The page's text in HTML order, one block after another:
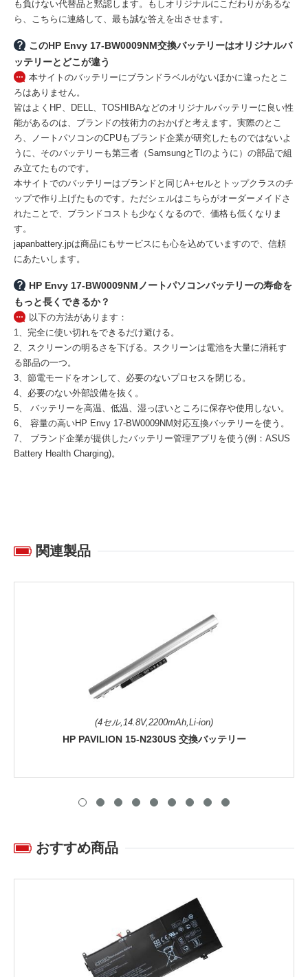
も負けない代替品と黙認します。もしオリジナルにこだわりがあるな
ら、こちらに連絡して、最も誠な答えを出させます。
このHP Envy 17-BW0009NM交換バッテリーはオリジナルバ
ッテリーとどこが違う
本サイトのバッテリーにブランドラベルがないほかに違ったとこ
ろはありません。
皆はよくHP、DELL、TOSHIBAなどのオリジナルバッテリーに良い性
能があるのは、ブランドの技術力のおかげと考えます。実際のとこ
ろ、ノートパソコンのCPUもブランド企業が研究したものではないよ
うに、そのバッテリーも第三者（SamsungとTIのように）の部品で組
み立てたものです。
本サイトでのバッテリーはブランドと同じA+セルとトップクラスのチ
ップで作り上げたものです。ただシェルはこちらがオーダーメイドさ
れたことで、ブランドコストも少なくなるので、価格も低くなりま
す。
japanbattery.jpは商品にもサービスにも心を込めていますので、信頼
にあたいします。
HP Envy 17-BW0009NMノートパソコンバッテリーの寿命を
もっと長くできるか？
以下の方法があります：
1、完全に使い切れをできるだけ避ける。
2、スクリーンの明るさを下げる。スクリーンは電池を大量に消耗す
る部品の一つ。
3、節電モードをオンして、必要のないプロセスを閉じる。
4、必要のない外部設備を抜く。
5、 バッテリーを高温、低温、湿っぽいところに保存や使用しない。
6、 容量の高いHP Envy 17-BW0009NM対応互換バッテリーを使う。
7、 ブランド企業が提供したバッテリー管理アプリを使う(例：ASUS
Battery Health Charging)。
関連製品
(4セル,14.8V,2200mAh,Li-ion)
HP PAVILION 15-N230US 交換バッテリー
おすすめ商品